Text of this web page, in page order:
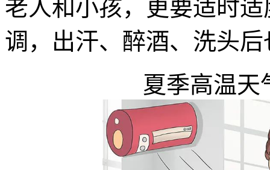
老人和小孩，更要适时
调，出汗、醉酒、洗头
夏季高温天